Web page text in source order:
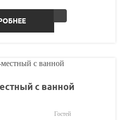
с ванной
Гостей